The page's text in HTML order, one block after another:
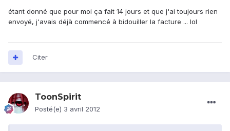
étant donné que pour moi ça fait 14 jours et que j'ai toujours rien
envoyé, j'avais déjà commencé à bidouiller la facture ... lol
Citer
ToonSpirit
Posté(e) 3 avril 2012